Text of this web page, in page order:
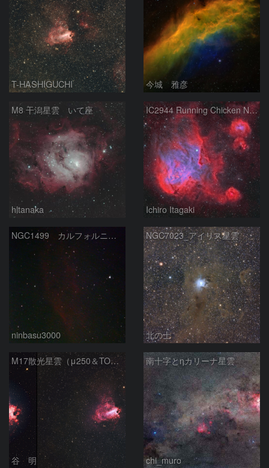
T-HASHIGUCHI 今城 雅彦
M8 干潟星雲 いて座
hltanaka
IC2944 Running Chicken Nebula
Ichiro Itagaki
NGC1499 カルフォルニア星雲
ninbasu3000
NGC7023_アイリス星雲
北の士
M17散光星雲（μ250＆TOA130）
谷 明
南十字とηカリーナ星雲
chi_muro